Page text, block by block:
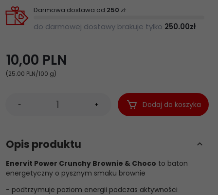
Darmowa dostawa od 250 zł
do darmowej dostawy brakuje tylko 250.00zł
10,00 PLN
(25.00 PLN/100 g)
- + Dodaj do koszyka
Opis produktu
Enervit Power Crunchy Brownie & Choco to baton
energetyczny o pysznym smaku brownie
- podtrzymuje poziom energii podczas aktywności